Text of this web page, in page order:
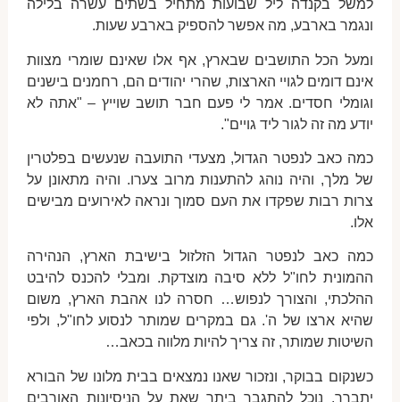
למשל בקנדה ליל שבועות מתחיל בשתים עשרה בלילה
ונגמר בארבע, מה אפשר להספיק בארבע שעות.
ומעל הכל התושבים שבארץ, אף אלו שאינם שומרי מצוות
אינם דומים לגויי הארצות, שהרי יהודים הם, רחמנים בישנים
וגומלי חסדים. אמר לי פעם חבר תושב שוייץ – "אתה לא
יודע מה זה לגור ליד גויים".
כמה כאב לנפטר הגדול, מצעדי התועבה שנעשים בפלטרין
של מלך, והיה נוהג להתענות מרוב צערו. והיה מתאונן על
צרות רבות שפקדו את העם סמוך ונראה לאירועים מבישים
אלו.
כמה כאב לנפטר הגדול הזלזול בישיבת הארץ, הנהירה
ההמונית לחו"ל ללא סיבה מוצדקת. ומבלי להכנס להיבט
ההלכתי, והצורך לנפוש… חסרה לנו אהבת הארץ, משום
שהיא ארצו של ה'. גם במקרים שמותר לנסוע לחו"ל, ולפי
השיטות שמותר, זה צריך להיות מלווה בכאב…
כשנקום בבוקר, ונזכור שאנו נמצאים בבית מלונו של הבורא
יתברך, נוכל להתגבר ביתר שאת על הניסיונות האורבים